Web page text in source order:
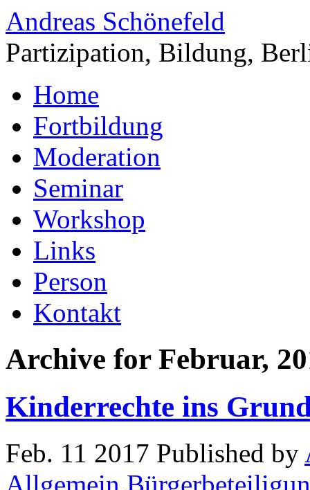
Andreas Schönefeld
Partizipation, Bildung,
Home
Fortbildung
Moderation
Seminar
Workshop
Links
Person
Kontakt
Archive for Februar,
Kinderrechte ins
Feb. 11 2017 Published by
Allgemein,